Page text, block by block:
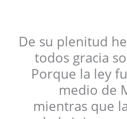
De su plenitud
todos gracia
Porque la ley
medio de
mientras que